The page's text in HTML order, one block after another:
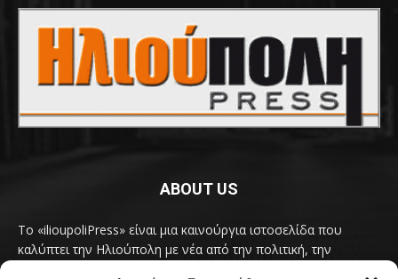
ABOUT US
Το «ilioupoliPress» είναι μια καινούργια ιστοσελίδα που
καλύπτει την Ηλιούπολη με νέα από την πολιτική, την